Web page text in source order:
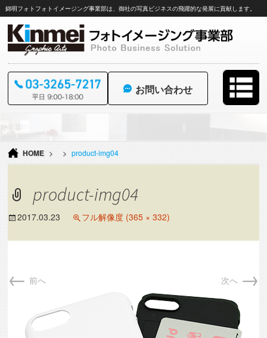
錦明フォトフォトイメージング事業部は、御社の写真ビジネスの飛躍的な発展に貢献します。
お問い合わせ
テ
ン
ツ
キ
ッ
HOME > > product-img04
product-img04
2017.03.23 フル解像度 (365 × 332)
← 前へ 次へ →